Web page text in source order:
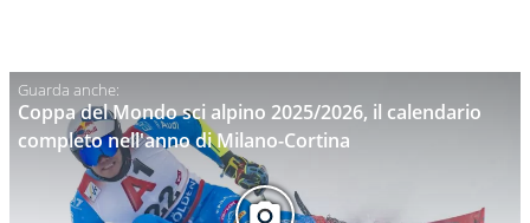
Coppa del Mondo sci alpino 2025/2026, il calendario
completo nell'anno di Milano-Cortina